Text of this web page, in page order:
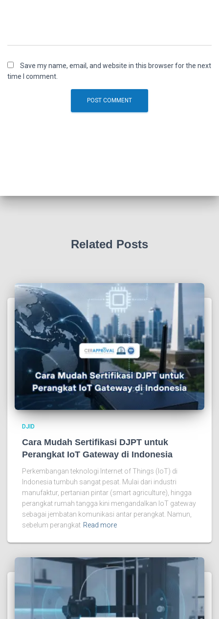
Save my name, email, and website in this browser for the next
time I comment.
Related Posts
DJID
Cara Mudah Sertifikasi DJPT untuk
Perangkat IoT Gateway di Indonesia
Perkembangan teknologi Internet of Things (IoT) di
Indonesia tumbuh sangat pesat. Mulai dari industri
manufaktur, pertanian pintar (smart agriculture), hingga
perangkat rumah tangga kini mengandalkan IoT gateway
sebagai jembatan komunikasi antar perangkat. Namun,
sebelum perangkat Read more